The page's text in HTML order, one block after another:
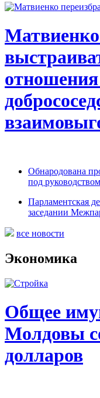
Обнародована
под
Парламентская
заседании
все новости
Экономика
Общее
Молдовы
долларов